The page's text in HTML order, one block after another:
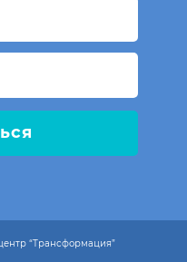
“Трансформация”